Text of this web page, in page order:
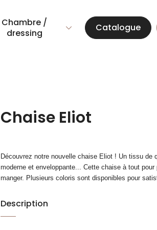
Chambre /
dressing
Catalogue
Chaise Eliot
Découvrez notre nouvelle chaise Eliot ! Un tissu
moderne et enveloppante... Cette chaise à tout
manger. Plusieurs coloris sont disponibles pour
Description